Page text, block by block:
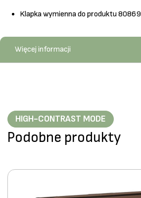
Klapka wymienna do produktu 80869
Więcej informacji
HIGH-CONTRAST MODE
Podobne produkty